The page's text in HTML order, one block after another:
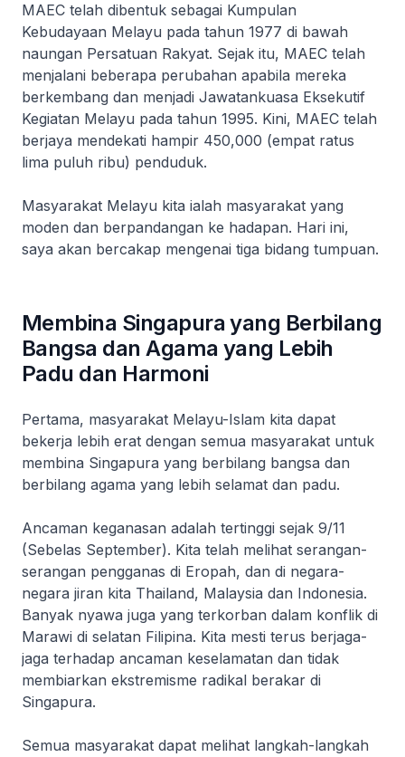
MAEC telah dibentuk sebagai Kumpulan
Kebudayaan Melayu pada tahun 1977 di bawah
naungan Persatuan Rakyat. Sejak itu, MAEC telah
menjalani beberapa perubahan apabila mereka
berkembang dan menjadi Jawatankuasa Eksekutif
Kegiatan Melayu pada tahun 1995. Kini, MAEC telah
berjaya mendekati hampir 450,000 (empat ratus
lima puluh ribu) penduduk.
Masyarakat Melayu kita ialah masyarakat yang
moden dan berpandangan ke hadapan. Hari ini,
saya akan bercakap mengenai tiga bidang tumpuan.
Membina Singapura yang Berbilang
Bangsa dan Agama yang Lebih
Padu dan Harmoni
Pertama, masyarakat Melayu-Islam kita dapat
bekerja lebih erat dengan semua masyarakat untuk
membina Singapura yang berbilang bangsa dan
berbilang agama yang lebih selamat dan padu.
Ancaman keganasan adalah tertinggi sejak 9/11
(Sebelas September). Kita telah melihat serangan-
serangan pengganas di Eropah, dan di negara-
negara jiran kita Thailand, Malaysia dan Indonesia.
Banyak nyawa juga yang terkorban dalam konflik di
Marawi di selatan Filipina. Kita mesti terus berjaga-
jaga terhadap ancaman keselamatan dan tidak
membiarkan ekstremisme radikal berakar di
Singapura.
Semua masyarakat dapat melihat langkah-langkah